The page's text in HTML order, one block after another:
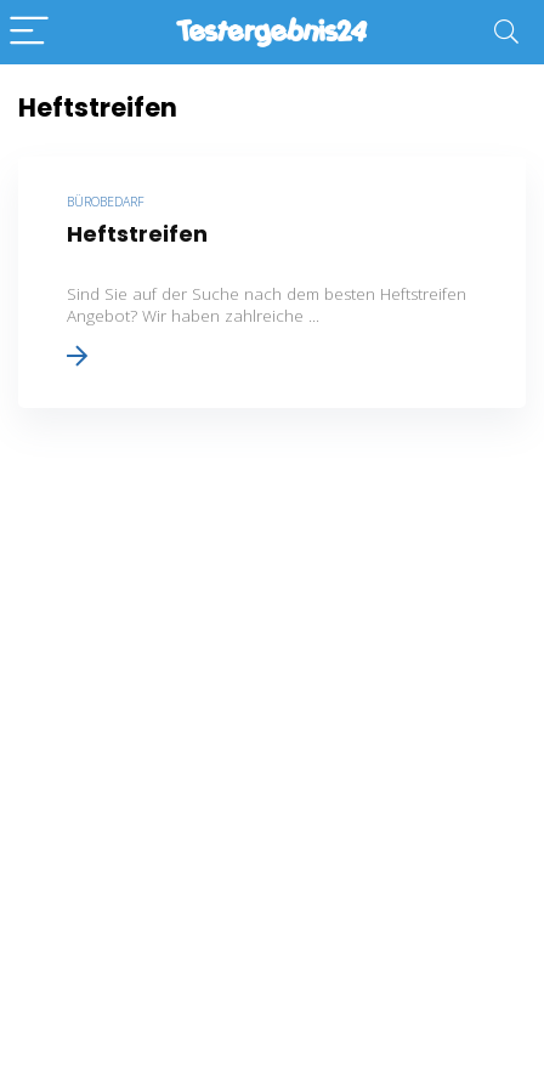
Heftstreifen
BÜROBEDARF
Heftstreifen
Sind Sie auf der Suche nach dem besten Heftstreifen
Angebot? Wir haben zahlreiche ...